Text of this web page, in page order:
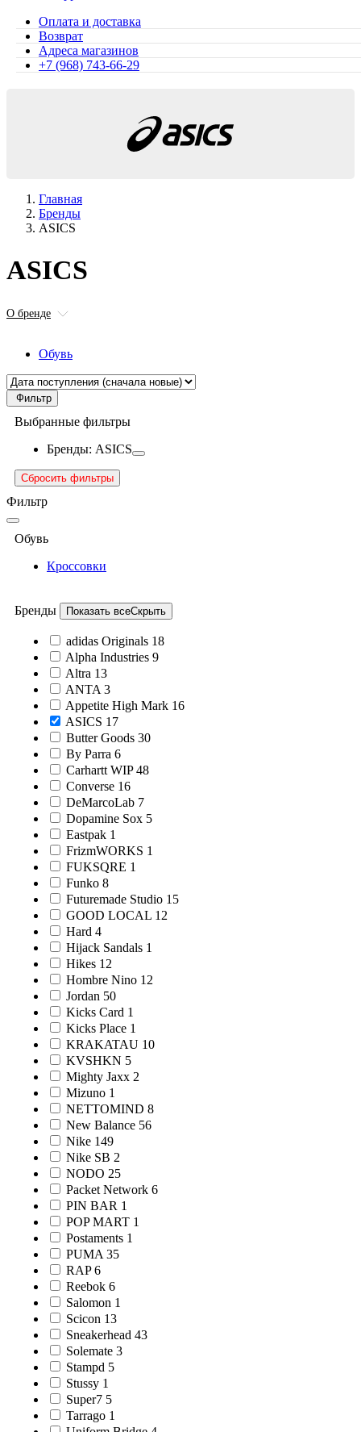
Оплата и доставка
Возврат
Адреса магазинов
+7 (968) 743-66-29
Главная
Бренды
ASICS
ASICS
О бренде
Обувь
Фильтр
Выбранные фильтры
Бренды: ASICS
Сбросить фильтры
Фильтр
Обувь
Кроссовки
Бренды Показать всеСкрыть
adidas Originals 18
Alpha Industries 9
Altra 13
ANTA 3
Appetite High Mark 16
ASICS 17
Butter Goods 30
By Parra 6
Carhartt WIP 48
Converse 16
DeMarcoLab 7
Dopamine Sox 5
Eastpak 1
FrizmWORKS 1
FUKSQRE 1
Funko 8
Futuremade Studio 15
GOOD LOCAL 12
Hard 4
Hijack Sandals 1
Hikes 12
Hombre Nino 12
Jordan 50
Kicks Card 1
Kicks Place 1
KRAKATAU 10
KVSHKN 5
Mighty Jaxx 2
Mizuno 1
NETTOMIND 8
New Balance 56
Nike 149
Nike SB 2
NODO 25
Packet Network 6
PIN BAR 1
POP MART 1
Postaments 1
PUMA 35
RAP 6
Reebok 6
Salomon 1
Scicon 13
Sneakerhead 43
Solemate 3
Stampd 5
Stussy 1
Super7 5
Tarrago 1